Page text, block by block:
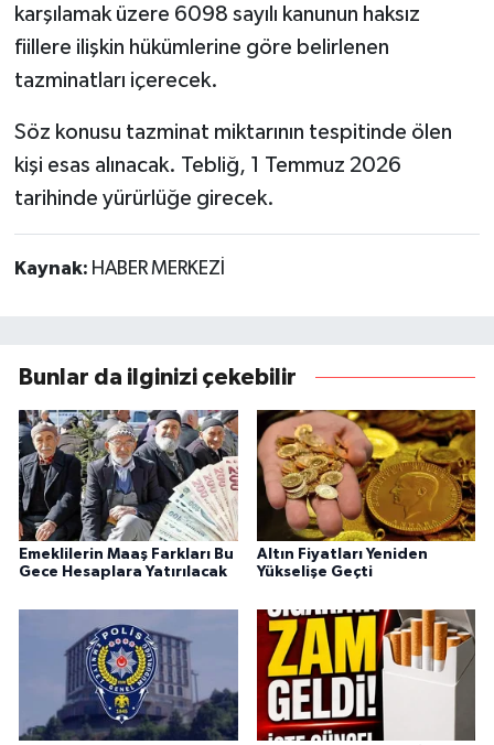
karşılamak üzere 6098 sayılı kanunun haksız
fiillere ilişkin hükümlerine göre belirlenen
tazminatları içerecek.
Söz konusu tazminat miktarının tespitinde ölen
kişi esas alınacak. Tebliğ, 1 Temmuz 2026
tarihinde yürürlüğe girecek.
Kaynak: HABER MERKEZİ
Bunlar da ilginizi çekebilir
Emeklilerin Maaş Farkları Bu
Gece Hesaplara Yatırılacak
Altın Fiyatları Yeniden
Yükselişe Geçti